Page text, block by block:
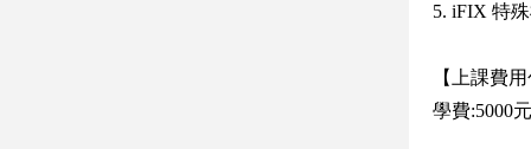
5. iFIX 特
【上課費
學費:5000